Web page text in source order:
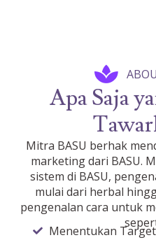
Apa Saja
Mitra BASU berhak
marketing dari BASU.
sistem di BASU,
mulai dari herbal
pengenalan cara untuk
Menentukan